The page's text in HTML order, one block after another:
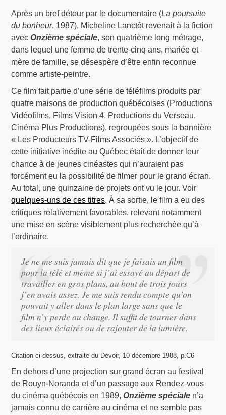
Après un bref détour par le documentaire (La poursuite
du bonheur, 1987), Micheline Lanctôt revenait à la fiction
avecOnzième spéciale, son quatrième long métrage,
dans lequel une femme de trente-cinq ans, mariée et
mère de famille, se désespère d’être enfin reconnue
comme artiste-peintre.
Ce film fait partie d’une série de téléfilms produits par
quatre maisons de production québécoises (Productions
Vidéofilms, Films Vision 4, Productions du Verseau,
Cinéma Plus Productions), regroupées sous la bannière
« Les Producteurs TV-Films Associés ». L’objectif de
cette initiative inédite au Québec était de donner leur
chance à de jeunes cinéastes qui n’auraient pas
forcément eu la possibilité de filmer pour le grand écran.
Au total, une quinzaine de projets ont vu le jour. Voir
quelques-uns de ces titres. À sa sortie, le film a eu des
critiques relativement favorables, relevant notamment
une mise en scène visiblement plus recherchée qu’à
l’ordinaire.
Je ne me suis jamais dit que je faisais un film
pour la télé et même si j’ai essayé au départ de
travailler en gros plans, au bout de trois jours
j’en avais assez. Je me suis rendu compte qu’on
pouvait y aller dans le plan large sans que le
film n’y perde au change. Il suffit de tourner dans
des lieux éclairés ou de rajouter de la lumière.
Citation ci-dessus, extraite du Devoir, 10 décembre 1988, p.C6
En dehors d’une projection sur grand écran au festival
de Rouyn-Noranda et d’un passage aux Rendez-vous
du cinéma québécois en 1989,Onzième spéciale n’a
jamais connu de carrière au cinéma et ne semble pas